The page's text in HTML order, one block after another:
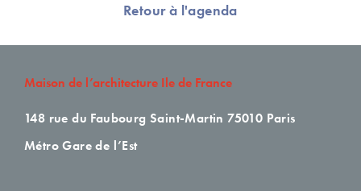
Retour à l'agenda
Maison de l’architecture Ile de France
148 rue du Faubourg Saint-Martin 75010 Paris
Métro Gare de l’Est